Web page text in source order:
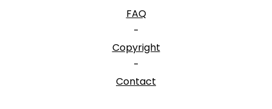
FAQ
-
Copyright
-
Contact